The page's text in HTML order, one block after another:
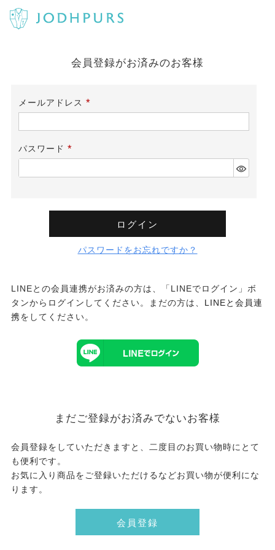
会員登録がお済みのお客様
メールアドレス
須)
パスワード
須)
ログイン
パスワードをお忘れですか？
LINEとの会員連携がお済みの方は、「LINEでログイン」ボ
タンからログインしてください。まだの方は、 LINEと会員連
携をしてください。
まだご登録がお済みでないお客様
会員登録をしていただきますと、二度目のお買い物時にとて
も便利です。
お気に入り商品をご登録いただけるなどお買い物が便利にな
ります。
会員登録